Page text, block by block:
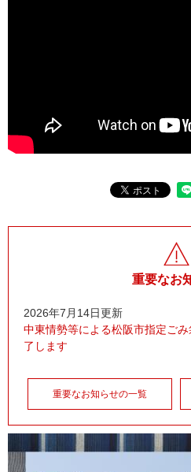
重要なお
2026年7月14日更新
中東情勢等による松阪市指定ご
了します
重要なお知らせの一覧